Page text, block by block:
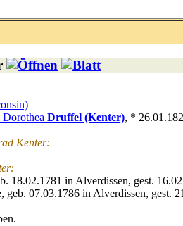
Dorothea Druffel (Kenter), *
Kenter:
18.02.1781 in Alverdissen, gest.
geb. 07.03.1786 in Alverdissen, gest.